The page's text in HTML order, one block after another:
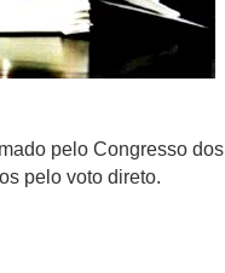
pelo Congresso dos
pelo voto direto.